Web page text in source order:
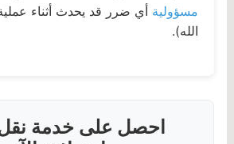
مسؤولية أي ضرر قد يحدث أثناء عملية
الله).
احصل على خدمة